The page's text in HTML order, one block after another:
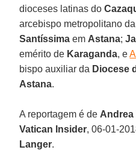
dioceses latinas do
arcebispo metropolitano da
Santíssima em Astana;
emérito de Karaganda, e
bispo auxiliar da Diocese
Astana.
A reportagem é de Andrea
Vatican Insider, 06-01-
Langer.